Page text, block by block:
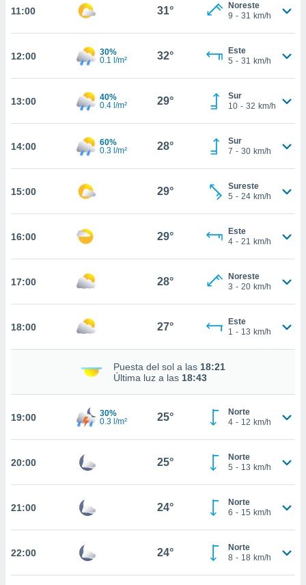
sean
el sitio
para
ni para
aunque
no
abono
únicos
sitio
de
interés
Para
u
11:00 31°
Noreste
9 - 31 km/h
12:00
30%
0.1 l/m²
32°
Este
5 - 31 km/h
13:00
40%
0.4 l/m²
29°
Sur
10 - 32 km/h
14:00
60%
0.3 l/m²
28°
Sur
7 - 30 km/h
15:00 29°
Sureste
5 - 24 km/h
16:00 29°
Este
4 - 21 km/h
17:00 28°
Noreste
3 - 20 km/h
18:00 27°
Este
1 - 13 km/h
Puesta del sol a las 18:21
Última luz a las 18:43
19:00
30%
0.3 l/m²
25°
Norte
4 - 12 km/h
20:00 25°
Norte
5 - 13 km/h
21:00 24°
Norte
6 - 15 km/h
22:00 24°
Norte
8 - 18 km/h